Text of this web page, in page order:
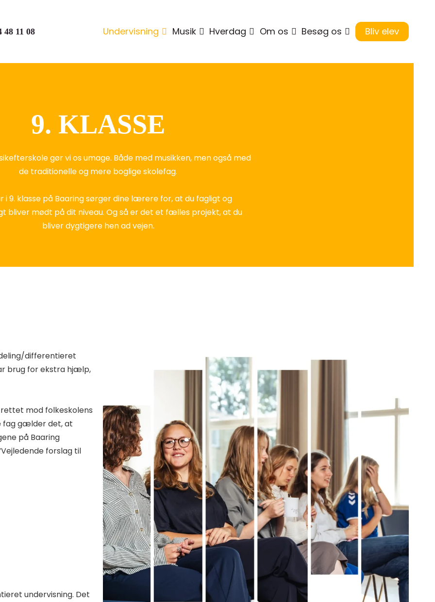
48 11 08 Undervisning Musik Hverdag Om os Besøg os Bliv elev
9. KLASSE
gør vi os umage. Både med musikken, men også med
de traditionelle og mere boglige skolefag.
i 9. klasse på Baaring sørger dine lærere for, at du fagligt og
bliver mødt på dit niveau. Og så er det et fælles projekt, at du
bliver dygtigere hen ad vejen.
differentieret
brug for ekstra hjælp,
rettet mod folkeskolens
fag gælder det, at
på Baaring
forslag til
undervisning. Det